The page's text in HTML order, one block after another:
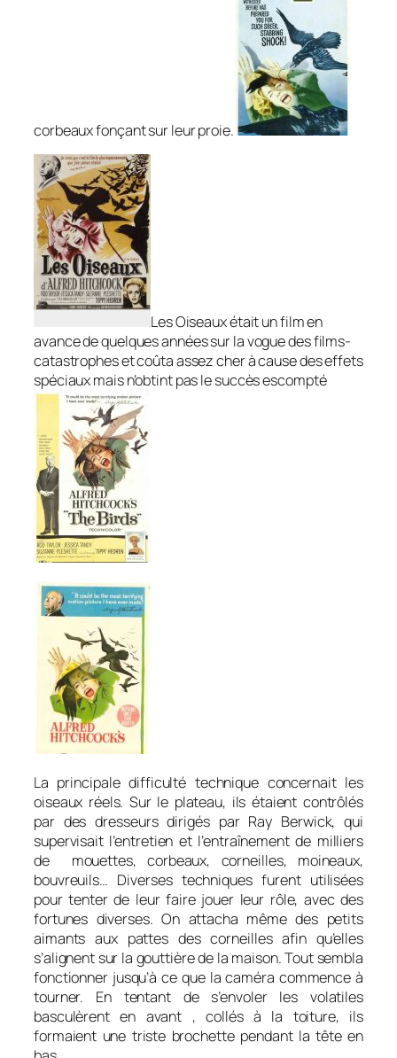
corbeaux fonçant sur leur proie.
Les Oiseauxétait un film en
avance de quelques années sur la vogue des films-
catastrophes et coûta assez cher à cause des effets
spéciaux mais n’obtint pas le succès escompté
La principale difficulté technique concernait les
oiseaux réels. Sur le plateau, ils étaient contrôlés
par des dresseurs dirigés par Ray Berwick, qui
supervisait l’entretien et l’entraînement de milliers
de mouettes, corbeaux, corneilles, moineaux,
bouvreuils… Diverses techniques furent utilisées
pour tenter de leur faire jouer leur rôle, avec des
fortunes diverses. On attacha même des petits
aimants aux pattes des corneilles afin qu’elles
s’alignent sur la gouttière de la maison. Tout sembla
fonctionner jusqu’à ce que la caméra commence à
tourner. En tentant de s’envoler les volatiles
basculèrent en avant , collés à la toiture, ils
formaient une triste brochette pendant la tête en